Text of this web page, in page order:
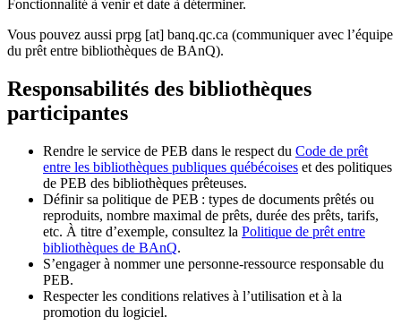
Fonctionnalité à venir et date à déterminer.
Vous pouvez aussi prpg [at] banq.qc.ca (communiquer avec l’équipe
du prêt entre bibliothèques de BAnQ).
Responsabilités des bibliothèques
participantes
Rendre le service de PEB dans le respect du Code de prêt
entre les bibliothèques publiques québécoises et des politiques
de PEB des bibliothèques prêteuses.
Définir sa politique de PEB : types de documents prêtés ou
reproduits, nombre maximal de prêts, durée des prêts, tarifs,
etc. À titre d’exemple, consultez la Politique de prêt entre
bibliothèques de BAnQ.
S’engager à nommer une personne-ressource responsable du
PEB.
Respecter les conditions relatives à l’utilisation et à la
promotion du logiciel.